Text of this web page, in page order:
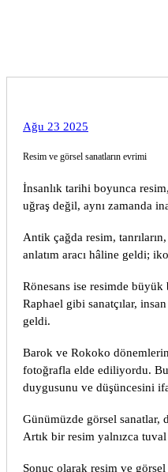
Ağu 23 2025
Resim ve görsel sanatların evrimi
İnsanlık tarihi boyunca
uğraş değil, aynı zamanda
Antik çağda resim,
anlatım aracı hâline geldi;
Rönesans ise resimde
Raphael gibi sanatçılar,
geldi.
Barok ve Rokoko
fotoğrafla elde ediliyordu. Bu
duygusunu ve düşüncesini
Günümüzde görsel sanatlar,
Artık bir resim yalnızca
Sonuç olarak resim ve